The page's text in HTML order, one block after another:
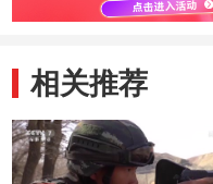
相关推荐